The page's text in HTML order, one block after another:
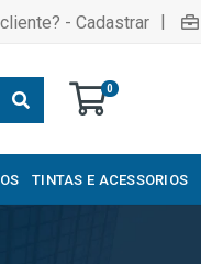
- Cadastrar |
0
TINTAS E ACESSORIOS